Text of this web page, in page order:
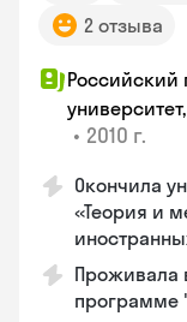
2 отзыва
Российский
• 2010 г.
Окончила
«Теория и
Проживала
программе